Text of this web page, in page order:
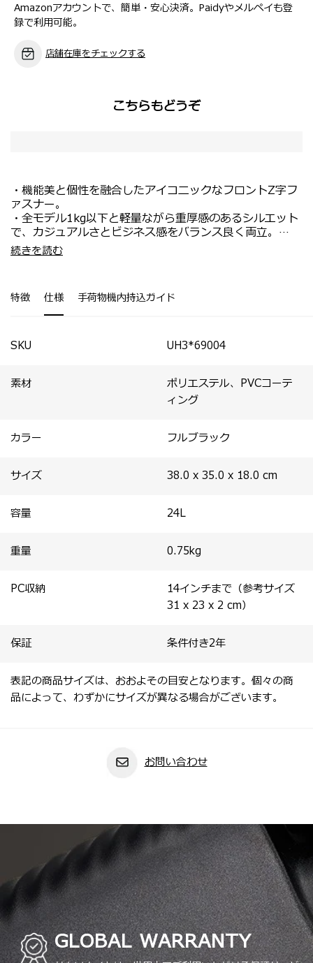
Amazonアカウントで、簡単・安心決済。Paidyやメルペイも登
録で利用可能。
店舗在庫をチェックする
こちらもどうぞ
・機能美と個性を融合したアイコニックなフロントZ字フ
ァスナー。
・全モデル1kg以下と軽量ながら重厚感のあるシルエット
で、カジュアルさとビジネス感をバランス良く両立。
・バックパックはPC収納を備え、オンオフを問わず活
躍。
・自立性のあるハリのある素材で、美しいフォルムをキー
プ。
・スクエアシルエットが特長の、肩掛け・手持ち両用トー
ト。
伸縮ポケットを配置。
・両サイドポケットで折りたたみ傘やボトルもすっきり収
のある設計。
続きを読む
特徴 仕様 手荷物機内持込ガイド
SKU UH3*69004
素材
ポリエステル、PVCコーテ
ィング
カラー フルブラック
サイズ 38.0 x 35.0 x 18.0 cm
容量 24L
重量 0.75kg
PC収納
14インチまで（参考サイズ
31 x 23 x 2 cm）
保証 条件付き2年
表記の商品サイズは、おおよその目安となります。個々の商
品によって、わずかにサイズが異なる場合がございます。
お問い合わせ
GLOBAL WARRANTY